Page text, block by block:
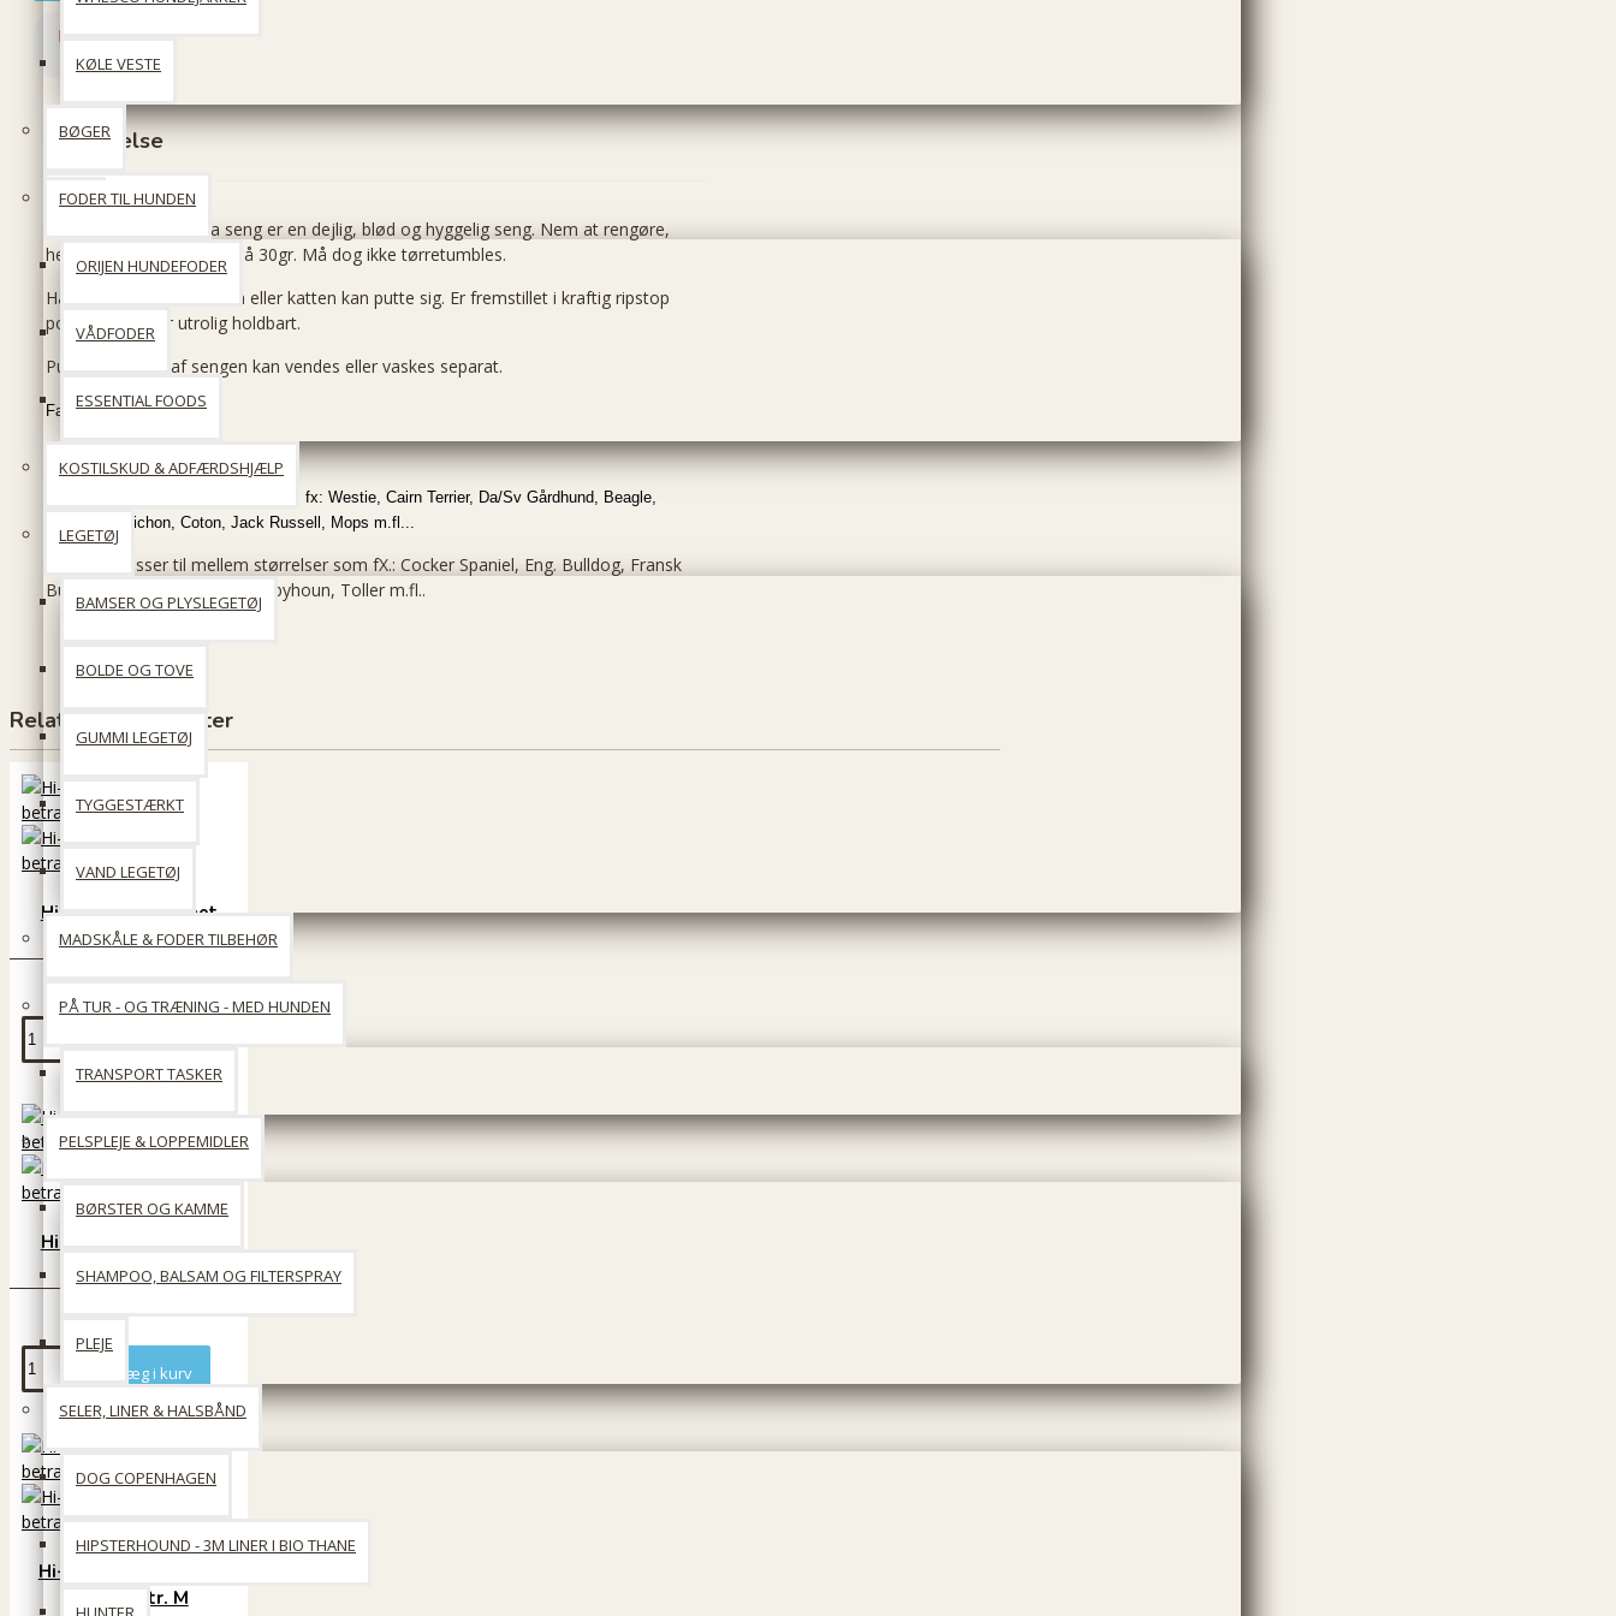
KØLE VESTE
BØGER
FODER TIL HUNDEN
ORIJEN HUNDEFODER
VÅDFODER
ESSENTIAL FOODS
KOSTILSKUD & ADFÆRDSHJÆLP
LEGETØJ
BAMSER OG PLYSLEGETØJ
BOLDE OG TOVE
GUMMI LEGETØJ
TYGGESTÆRKT
VAND LEGETØJ
MADSKÅLE & FODER TILBEHØR
PÅ TUR - OG TRÆNING - MED HUNDEN
TRANSPORT TASKER
PELSPLEJE & LOPPEMIDLER
BØRSTER OG KAMME
SHAMPOO, BALSAM OG FILTERSPRAY
PLEJE
SELER, LINER & HALSBÅND
DOG COPENHAGEN
HIPSTERHOUND - 3M LINER I BIO THANE
Beskrivelse
Buster Cocoon Liguria seng er en dejlig, blød og hyggelig seng. Nem at rengøre,
hele sengen kan vaskes på 30gr. Må dog ikke tørretumbles.
Har høje sider, så hunden eller katten kan putte sig. Er fremstillet i kraftig ripstop
polyester, der er utrolig holdbart.
Puden i bunden af sengen kan vendes eller vaskes separat.
Farve; Sort
65 cm. : Passer til mindre racer som fx: Westie, Cairn Terrier, Da/Sv Gårdhund, Beagle,
Gravhund, Bichon, Coton, Jack Russell, Mops m.fl...
75 cm.: Passer til mellem størrelser som fX.: Cocker Spaniel, Eng. Bulldog, Fransk
Bulldog, Springer Spaniel, Stabyhoun, Toller m.fl..
Relaterede produkter
Hi-K9 seng med net
betræk str. XL
Hi-K9 seng med net
betræk str. L
Læg i kurv
Hi-K9 seng med fast
betræk str. M